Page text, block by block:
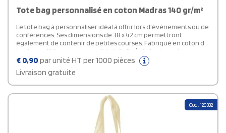
Tote bag personnalisé en coton Madras 140 gr/m²
Le tote bag à personnaliser idéal à offrir lors d'événements ou de
conférences. Ses dimensions de 38 x 42 cm permettront
également de contenir de petites courses. Fabriqué en coton de
haute qualité avec une densité de 140 g/m² et arborant
fièrement la marque Bullet, ce sac offre une robustesse et une
durabilité exceptionnelles, idéales pour le transport d'articles
lourds dans son compartiment principal. Doté d'anses pratiques
de 30 cm de long, le sac fourre-tout Madras assure une facilité de
espace généreux pour personnaliser le tote bag avec n'importe
€ 0,90 par unité HT per 1000 pièces
Livraison gratuite
Cod: 120332